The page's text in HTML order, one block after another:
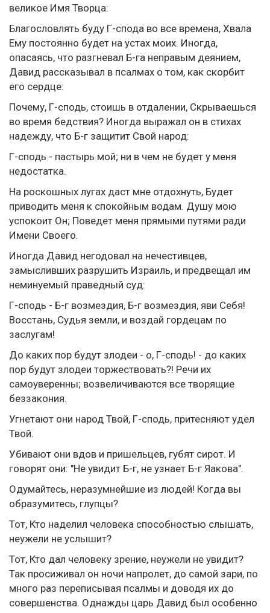
великое Имя Творца:
Благословлять буду Г-спода во все времена, Хвала
Ему постоянно будет на устах моих. Иногда,
опасаясь, что разгневал Б-га неправым деянием,
Давид рассказывал в псалмах о том, как скорбит
его сердце:
Почему, Г-сподь, стоишь в отдалении, Скрываешься
во время бедствия? Иногда выражал он в стихах
надежду, что Б-г защитит Свой народ:
Г-сподь - пастырь мой; ни в чем не будет у меня
недостатка.
На роскошных лугах даст мне отдохнуть, Будет
приводить меня к спокойным водам. Душу мою
успокоит Он; Поведет меня прямыми путями ради
Имени Своего.
Иногда Давид негодовал на нечестивцев,
замысливших разрушить Израиль, и предвещал им
неминуемый праведный суд:
Г-сподь - Б-г возмездия, Б-г возмездия, яви Себя!
Восстань, Судья земли, и воздай гордецам по
заслугам!
До каких пор будут злодеи - о, Г-сподь! - до каких
пор будут злодеи торжествовать?! Речи их
самоуверенны; возвеличиваются все творящие
беззакония.
Угнетают они народ Твой, Г-сподь, притесняют удел
Твой.
Убивают они вдов и пришельцев, губят сирот. И
говорят они: "Не увидит Б-г, не узнает Б-г Яакова".
Одумайтесь, неразумнейшие из людей! Когда вы
образумитесь, глупцы?
Тот, Кто наделил человека способностью слышать,
неужели не услышит?
Тот, Кто дал человеку зрение, неужели не увидит?
Так просиживал он ночи напролет, до самой зари, по
много раз переписывая псалмы и доводя их до
совершенства. Однажды царь Давид был особенно